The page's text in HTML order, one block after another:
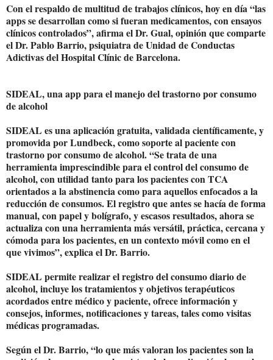
Con el respaldo de multitud de trabajos clínicos, hoy en día “las
apps se desarrollan como si fueran medicamentos, con ensayos
clínicos controlados”, afirma el Dr. Gual, opinión que comparte
el Dr. Pablo Barrio, psiquiatra de Unidad de Conductas
Adictivas del Hospital Clínic de Barcelona.
SIDEAL, una app para el manejo del trastorno por consumo
de alcohol
SIDEAL es una aplicación gratuita, validada científicamente, y
promovida por Lundbeck, como soporte al paciente con
trastorno por consumo de alcohol. “Se trata de una
herramienta imprescindible para el control del consumo de
alcohol, con utilidad tanto para los pacientes con TCA
orientados a la abstinencia como para aquellos enfocados a la
reducción de consumos. El registro que antes se hacía de forma
manual, con papel y bolígrafo, y escasos resultados, ahora se
actualiza con una herramienta más versátil, práctica, cercana y
cómoda para los pacientes, en un contexto móvil como en el
que vivimos”, explica el Dr. Barrio.
SIDEAL permite realizar el registro del consumo diario de
alcohol, incluye los tratamientos y objetivos terapéuticos
acordados entre médico y paciente, ofrece información y
consejos, informes, notificaciones y tareas, tales como visitas
médicas programadas.
Según el Dr. Barrio, “lo que más valoran los pacientes son la